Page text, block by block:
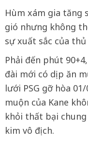
Hùm xám gia tăng
gió nhưng không
sự xuất sắc của
Phải đến phút
đài mới có dịp ăn
lưới PSG gỡ hòa
muộn của Kane
khỏi thất bại
kim vô địch.